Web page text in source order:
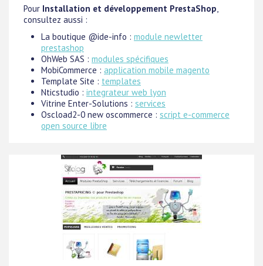
Pour Installation et développement PrestaShop,
consultez aussi :
La boutique @ide-info : module newletter
prestashop
OhWeb SAS : modules spécifiques
MobiCommerce : application mobile magento
Template Site : templates
Nticstudio : integrateur web lyon
Vitrine Enter-Solutions : services
Oscload2-0 new oscommerce : script e-commerce
open source libre